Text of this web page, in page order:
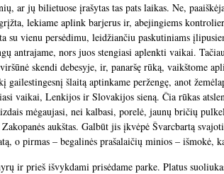
ar jų bilietuose įrašytas tas pats laikas. Ne,
lekiame aplink barjerus ir, abejingiems
su vienu persėdimu, leidžiančiu paskutiniams
antrajame, nors juos stengiasi aplenkti vaikai.
skendi debesyje, ir, panaršę rūką, vaikštome
gailestingesnį šlaitą aptinkame peržengę, anot
vaikai, Lenkijos ir Slovakijos sieną. Čia rūkas
mėgaujasi, nei kalbasi, porelė, jaunų bričių
aukštas. Galbūt jis įkvėpė Švarcbartą
o pirmas – begalinės prašalaičių minios – išmokė,
ir prieš išvykdami prisėdame parke. Platus